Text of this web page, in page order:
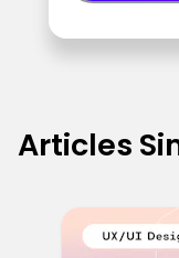
Articles